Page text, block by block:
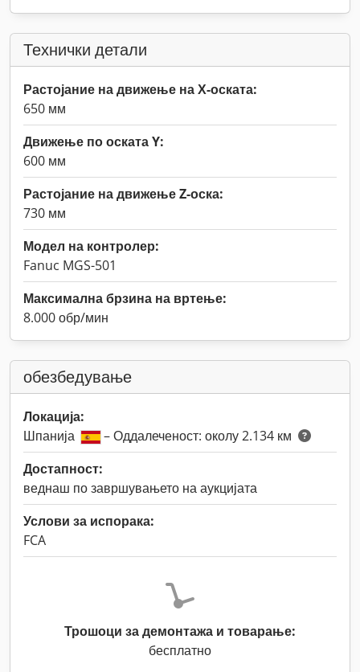
Технички детали
Растојание на движење на Х-оската:
650 мм
Движење по оската Y:
600 мм
Растојание на движење Z-оска:
730 мм
Модел на контролер:
Fanuc MGS-501
Максимална брзина на вртење:
8.000 обр/мин
обезбедување
Локација:
Шпанија
– Оддалеченост: околу 2.134 км
Достапност:
веднаш по завршувањето на аукцијата
Услови за испорака:
FCA
Трошоци за демонтажа и товарање:
бесплатно